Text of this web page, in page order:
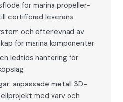
för marina propeller-
certifierad leverans
och efterlevnad av
för marina komponenter
ledtids hantering för
anpassade metall 3D-
med varv och